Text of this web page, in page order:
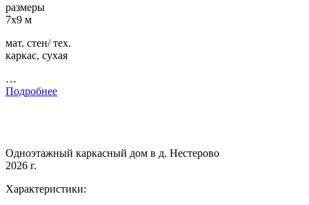
размеры
7х9 м
мат. стен/ тех.
каркас, сухая
…
Подробнее
Одноэтажный каркасный дом в д. Нестерово
2026 г.
Характеристики: